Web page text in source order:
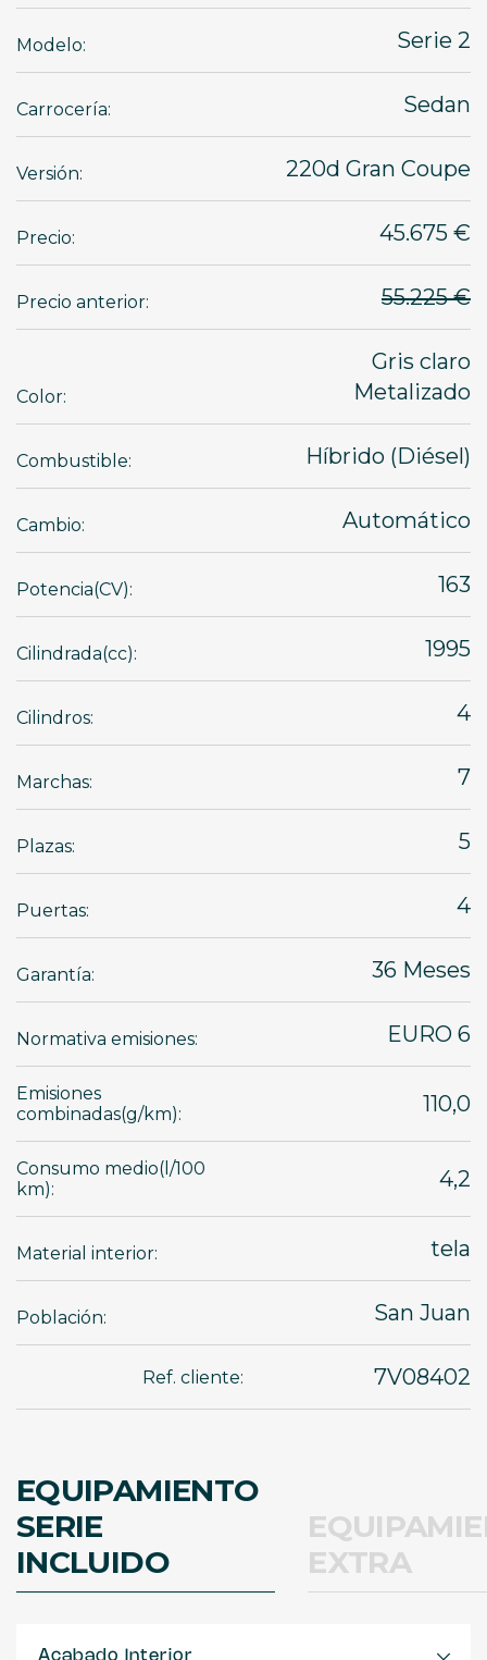
Modelo: Serie 2
Carrocería: Sedan
Versión: 220d Gran Coupe
Precio: 45.675 €
Precio anterior: 55.225 €
Color:
Gris claro
Metalizado
Combustible: Híbrido (Diésel)
Cambio: Automático
Potencia(CV): 163
Cilindrada(cc): 1995
Cilindros: 4
Marchas: 7
Plazas: 5
Puertas: 4
Garantía: 36 Meses
Normativa emisiones: EURO 6
Emisiones
combinadas(g/km):
110,0
Consumo medio(l/100
km):
4,2
Material interior: tela
Población: San Juan
Ref. cliente: 7V08402
EQUIPAMIENTO
SERIE
INCLUIDO
EXTRA
Acabado Interior